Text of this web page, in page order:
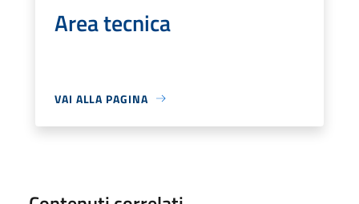
Area tecnica
VAI ALLA PAGINA